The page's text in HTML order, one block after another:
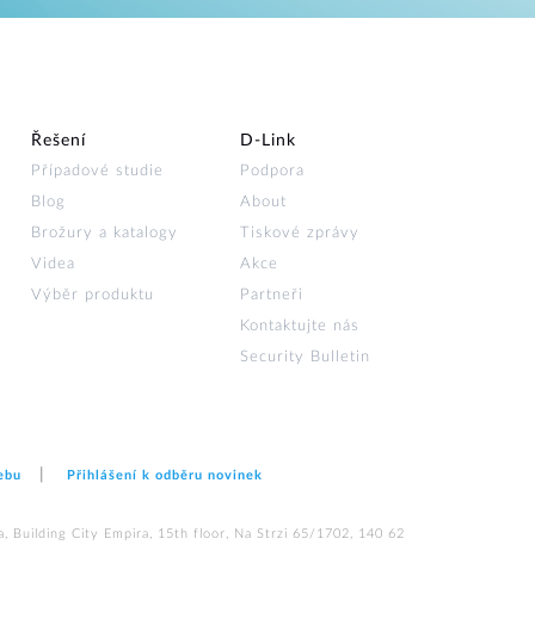
Řešení
Případové studie
Blog
Brožury a katalogy
Videa
Výběr produktu
D‑Link
Podpora
About
Tiskové zprávy
Akce
Partneři
Kontaktujte nás
Security Bulletin
Přihlášení k odběru novinek
Building City Empira, 15th floor, Na Strzi 65/1702, 140 62